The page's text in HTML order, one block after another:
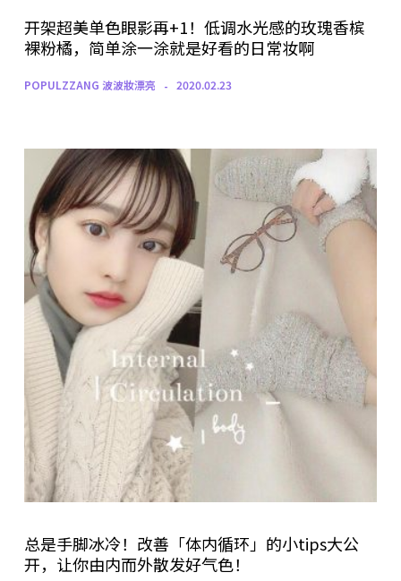
开架超美单色眼影再+1！低调水光感的玫瑰香槟
裸粉橘，简单涂一涂就是好看的日常妆啊
POPULZZANG 波波妝漂亮 2020.02.23
总是手脚冰冷！改善「体内循环」的小tips大公
开，让你由内而外散发好气色！